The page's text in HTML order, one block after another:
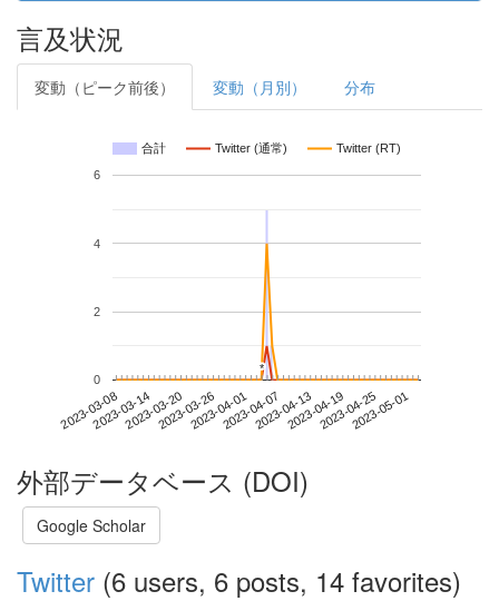
言及状況
変動（ピーク前後） 変動（月別） 分布
合計 Twitter (通常) Twitter (RT)
2023-03-082023-03-142023-03-202023-03-262023-04-012023-04-072023-04-132023-04-192023-04-252023-05-01
0
2
4
6
**
外部データベース (DOI)
Google Scholar
Twitter (6 users, 6 posts, 14 favorites)